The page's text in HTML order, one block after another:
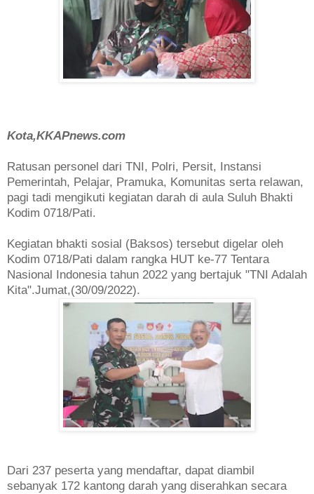
Kota,KKAPnews.com
Ratusan personel dari TNI, Polri, Persit, Instansi
Pemerintah, Pelajar, Pramuka, Komunitas serta relawan,
pagi tadi mengikuti kegiatan darah di aula Suluh Bhakti
Kodim 0718/Pati.
Kegiatan bhakti sosial (Baksos) tersebut digelar oleh
Kodim 0718/Pati dalam rangka HUT ke-77 Tentara
Nasional Indonesia tahun 2022 yang bertajuk "TNI Adalah
Kita".Jumat,(30/09/2022).
Dari 237 peserta yang mendaftar, dapat diambil
sebanyak 172 kantong darah yang diserahkan secara